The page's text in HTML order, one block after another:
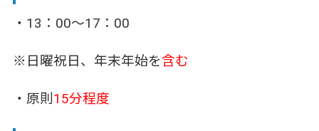
・13：00～17：00
※日曜祝日、年末年始を含む
・原則15分程度